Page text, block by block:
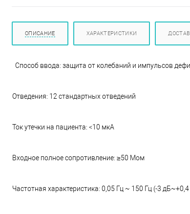
ОПИСАНИЕ ХАРАКТЕРИСТИКИ
Способ ввода: защита от колебаний и импульсов
Отведения: 12 стандартных отведений
Ток утечки на пациента: <10 мкА
Входное полное сопротивление: ≥50 Мом
Частотная характеристика: 0,05 Гц ~ 150 Гц (-3